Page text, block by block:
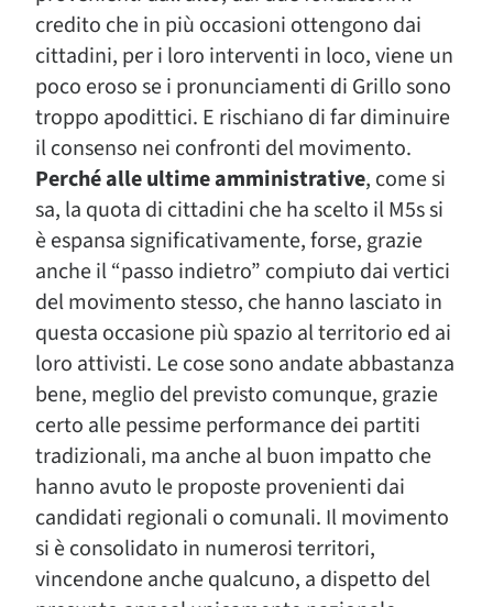
credito che in più occasioni ottengono dai
cittadini, per i loro interventi in loco, viene un
poco eroso se i pronunciamenti di Grillo sono
troppo apodittici. E rischiano di far diminuire
il consenso nei confronti del movimento.
Perché alle ultime amministrative, come si
sa, la quota di cittadini che ha scelto il M5s si
è espansa significativamente, forse, grazie
anche il “passo indietro” compiuto dai vertici
del movimento stesso, che hanno lasciato in
questa occasione più spazio al territorio ed ai
loro attivisti. Le cose sono andate abbastanza
bene, meglio del previsto comunque, grazie
certo alle pessime performance dei partiti
tradizionali, ma anche al buon impatto che
hanno avuto le proposte provenienti dai
candidati regionali o comunali. Il movimento
si è consolidato in numerosi territori,
vincendone anche qualcuno, a dispetto del